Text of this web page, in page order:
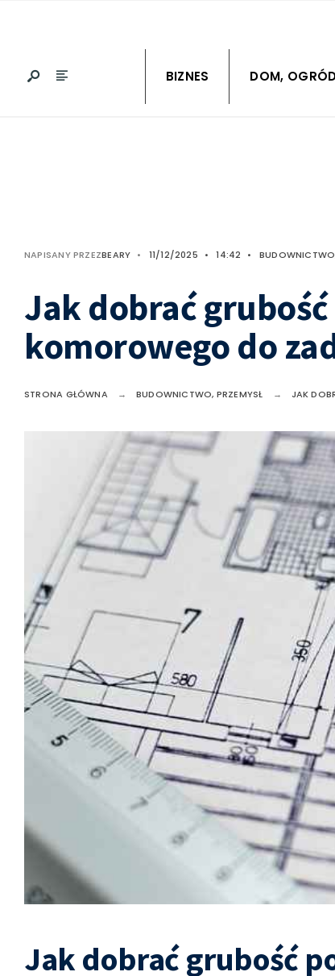
BIZNES DOM,
NAPISANY PRZEZBEARY • 11/12/2025 • 14:42 •
Jak dobrać
komorowego do
STRONA GŁÓWNA BUDOWNICTWO, PRZEMYSŁ JAK
Jak dobrać grubość